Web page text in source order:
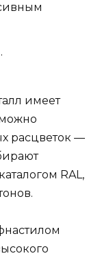
имеет
расцветок —
RAL,